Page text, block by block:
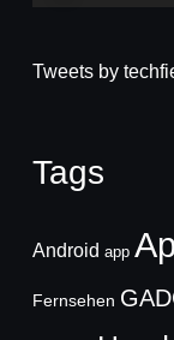
Tweets by
Tags
Android app
Fernsehen